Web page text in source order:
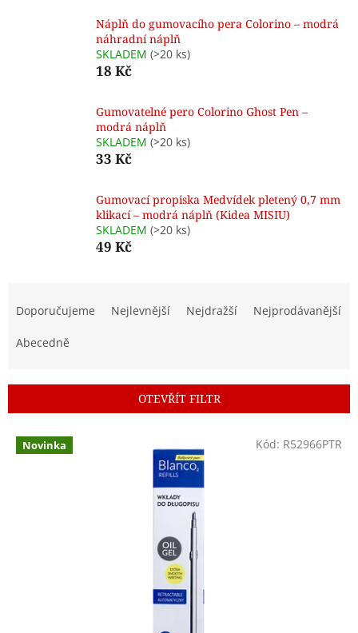
Náplň do gumovacího pera Colorino – modrá
náhradní náplň
SKLADEM (>20 ks)
18 Kč
Gumovatelné pero Colorino Ghost Pen –
modrá náplň
SKLADEM (>20 ks)
33 Kč
Gumovací propiska Medvídek pletený 0,7 mm
klikací – modrá náplň (Kidea MISIU)
SKLADEM (>20 ks)
49 Kč
r
o
d
Doporučujeme Nejlevnější Nejdražší Nejprodávanější
Abecedně
OTEVŘÍT FILTR
V Novinka Kód: R52966PTR